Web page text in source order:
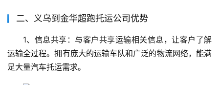
二、义乌到金华超跑托运公司优势
1、信息共享：与客户共享运输相关信息，让客户了解
运输全过程。拥有庞大的运输车队和广泛的物流网络，能满
足大量汽车托运需求。